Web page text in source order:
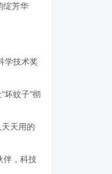
绽芳华
学技术奖
坏蚊子”彻
天用的
伴，科技